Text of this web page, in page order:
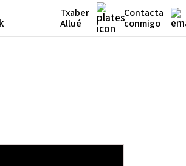
Txaber
Allué
Contacta
conmigo